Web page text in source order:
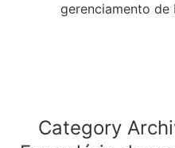
gerenciamento
Category